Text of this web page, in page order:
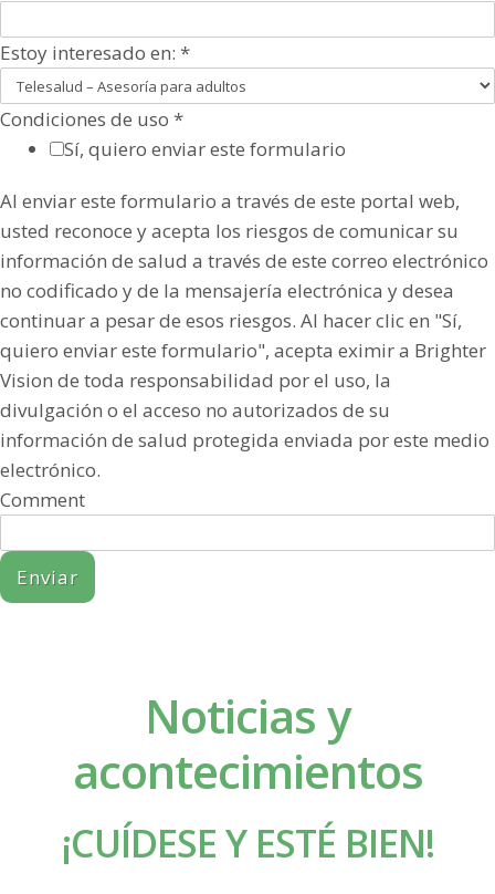
Estoy interesado en: *
Condiciones de uso *
Sí, quiero enviar este formulario
Al enviar este formulario a través de este portal web,
usted reconoce y acepta los riesgos de comunicar su
información de salud a través de este correo electrónico
no codificado y de la mensajería electrónica y desea
continuar a pesar de esos riesgos. Al hacer clic en "Sí,
quiero enviar este formulario", acepta eximir a Brighter
Vision de toda responsabilidad por el uso, la
divulgación o el acceso no autorizados de su
información de salud protegida enviada por este medio
electrónico.
Comment
Enviar
Noticias y
acontecimientos
¡CUÍDESE Y ESTÉ BIEN!